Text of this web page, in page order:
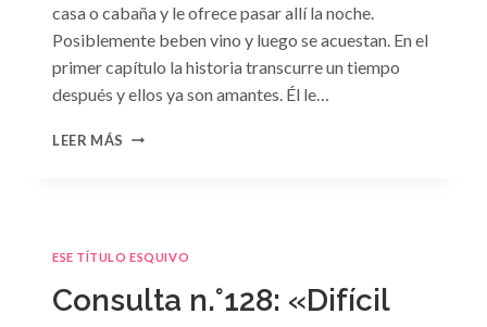
casa o cabaña y le ofrece pasar allí la noche.
Posiblemente beben vino y luego se acuestan. En el
primer capítulo la historia transcurre un tiempo
después y ellos ya son amantes. Él le…
LEER MÁS CONSULTA
ESE TÍTULO ESQUIVO
Consulta n.°128: «Difícil